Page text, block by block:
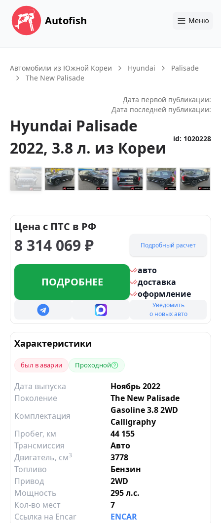
Autofish Меню
Автомобили из Южной Кореи Hyundai
Palisade
The New Palisade
Дата первой публикации:
Дата последней публикации:
Hyundai Palisade
2022, 3.8 л. из Кореи id: 1020228
Цена с ПТС в РФ
8 314 069 ₽ Подробный расчет
ПОДРОБНЕЕ
авто
доставка
оформление
Уведомить
о новых авто
Характеристики
был в аварии Проходной
Дата выпуска
Ноябрь 2022
Поколение
The New Palisade
Комплектация
Gasoline 3.8 2WD
Calligraphy
Пробег, км
44 155
Трансмиссия
Авто
Двигатель, см3
3778
Топливо
Бензин
Привод
2WD
Мощность
295 л.с.
Кол-во мест
7
Ссылка на Encar
ENCAR